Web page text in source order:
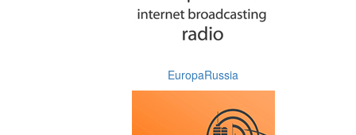
EuropaRussia